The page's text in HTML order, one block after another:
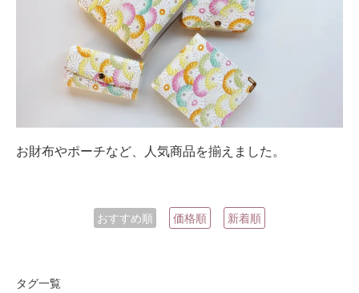
お財布やポーチなど、人気商品を揃えました。
おすすめ順 価格順 新着順
タグ一覧